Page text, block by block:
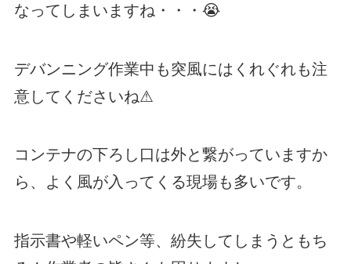
なってしまいますね・・・😭
デバンニング作業中も突風にはくれぐれも注
意してくださいね⚠
コンテナの下ろし口は外と繋がっていますか
ら、よく風が入ってくる現場も多いです。
指示書や軽いペン等、紛失してしまうともち